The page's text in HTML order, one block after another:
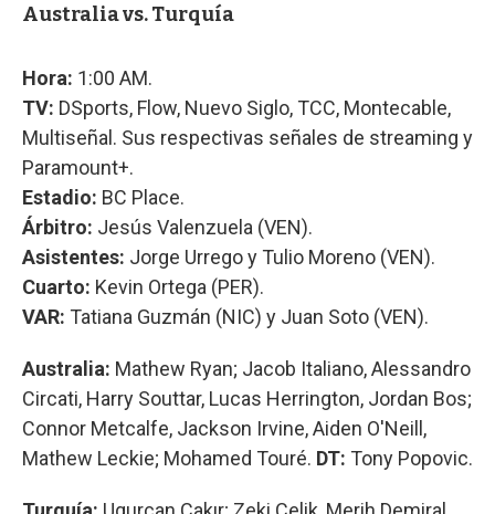
Australia vs. Turquía
Hora: 1:00 AM.
TV: DSports, Flow, Nuevo Siglo, TCC, Montecable,
Multiseñal. Sus respectivas señales de streaming y
Paramount+.
Estadio: BC Place.
Árbitro: Jesús Valenzuela (VEN).
Asistentes: Jorge Urrego y Tulio Moreno (VEN).
Cuarto: Kevin Ortega (PER).
VAR: Tatiana Guzmán (NIC) y Juan Soto (VEN).
Australia: Mathew Ryan; Jacob Italiano, Alessandro
Circati, Harry Souttar, Lucas Herrington, Jordan Bos;
Connor Metcalfe, Jackson Irvine, Aiden O'Neill,
Mathew Leckie; Mohamed Touré. DT: Tony Popovic.